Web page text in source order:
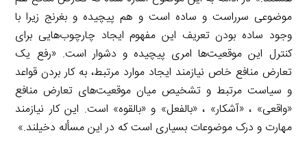
موضوعی سرراست و ساده است و هم پیچیده و بغرنج زیرا با
وجود ساده بودن تعریف این مفهوم ایجاد چارچوب‌هایی برای
کنترل این موقعیت‌ها امری پیچیده و دشوار است. «رفع یک
تعارض منافع خاص نیازمند ایجاد موارد مرتبط، به کار بردن قواعد
و سیاست مرتبط و تشخیص میان موقعیت‌های تعارض منافع
«واقعی» ، «آشکار» ، «بالفعل» و «بالقوه» است. این کار نیازمند
مهارت و درک موضوعات بسیاری است که در این مسأله دخیلند.»